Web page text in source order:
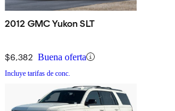
2012 GMC Yukon SLT
$6,382 Buena oferta
Incluye tarifas de conc.